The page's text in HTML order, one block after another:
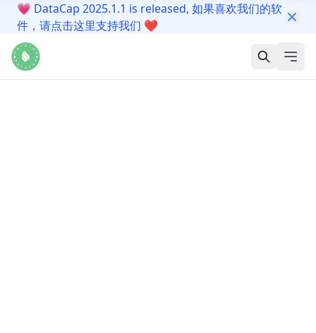
💗 DataCap 2025.1.1 is released, 如果喜欢我们的软
件，请点击这里支持我们 ❤️